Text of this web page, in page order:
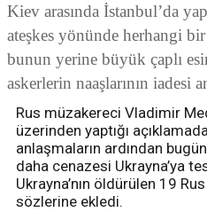
Kiev arasında İstanbul’da
ateşkes yönünde herhangi
bunun yerine büyük çaplı
askerlerin naaşlarının iadesi
Rus müzakereci Vladimir
üzerinden yaptığı
anlaşmaların ardından
daha cenazesi Ukrayna’ya
Ukrayna’nın öldürülen 19
sözlerine ekledi.